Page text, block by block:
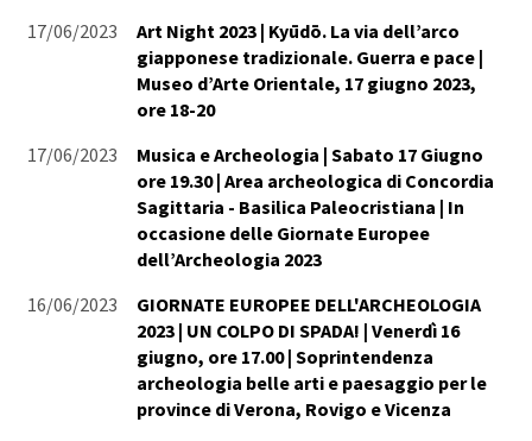
17/06/2023
Art Night 2023 | Kyūdō. La via dell’arco
giapponese tradizionale. Guerra e pace |
Museo d’Arte Orientale, 17 giugno 2023,
ore 18-20
17/06/2023
Musica e Archeologia | Sabato 17 Giugno
ore 19.30 | Area archeologica di Concordia
Sagittaria - Basilica Paleocristiana | In
occasione delle Giornate Europee
dell’Archeologia 2023
16/06/2023
GIORNATE EUROPEE DELL'ARCHEOLOGIA
2023 | UN COLPO DI SPADA! | Venerdì 16
giugno, ore 17.00 | Soprintendenza
archeologia belle arti e paesaggio per le
province di Verona, Rovigo e Vicenza